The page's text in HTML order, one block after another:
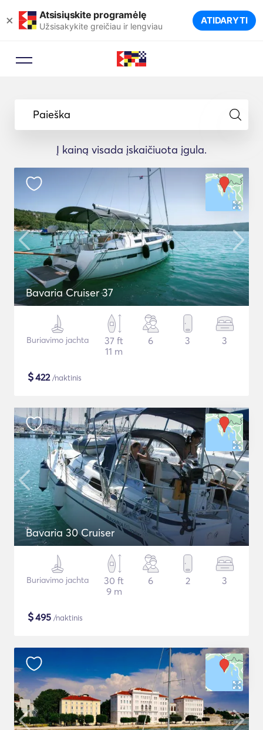
× Atsisiųskite programėlę
Užsisakykite greičiau ir lengviau ATIDARYTI
Paieška
Į kainą visada įskaičiuota įgula.
Bavaria Cruiser 37
Buriavimo jachta
37 ft
11 m
6 3 3
$422/naktinis
Bavaria 30 Cruiser
Buriavimo jachta
30 ft
9 m
6 2 3
$495 /naktinis